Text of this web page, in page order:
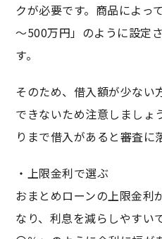
クが必要です。商品によっ
～500万円」のように設定
す。
そのため、借入額が少ない
できないため注意しましょ
りまで借入があると審査に
・上限金利で選ぶ
おまとめローンの上限金利
なり、利息を減らしやす